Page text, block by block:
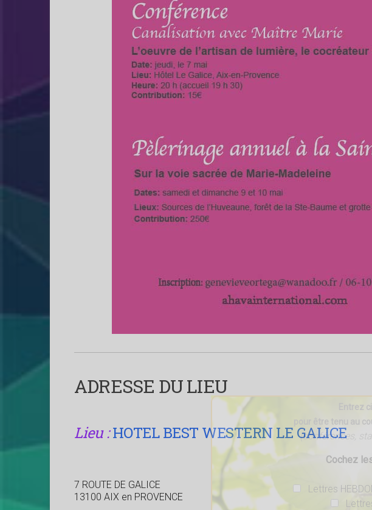
ADRESSE DU LIEU
Lieu :HOTEL BEST WESTERN LE GALICE
7 ROUTE DE GALICE
13100 AIX en PROVENCE
Entrez
pour être tenu au
(conférences,
Cochez
Lettres